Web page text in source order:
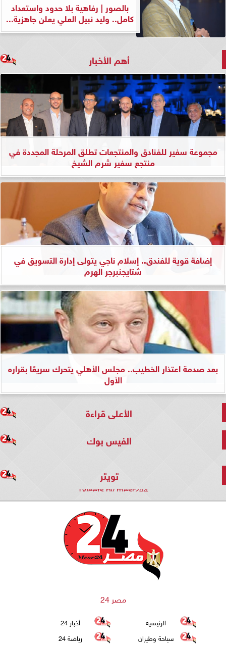
بالصور | رفاهية بلا حدود واستعداد
كامل.. وليد نبيل العلي يعلن جاهزية...
أهم الأخبار
مجموعة سفير للفنادق والمنتجعات تطلق المرحلة المجددة في
منتجع سفير شرم الشيخ
إضافة قوية للفندق.. إسلام ناجي يتولى إدارة التسويق في
شتايجنبرجر الهرم
بعد صدمة اعتذار الخطيب.. مجلس الأهلي يتحرك سريعًا بقراره
الأول
الأعلى قراءة
الفيس بوك
تويتر
Tweets by mesr244
مصر 24
الرئيسية
أخبار 24
سياحة وطيران
رياضة 24